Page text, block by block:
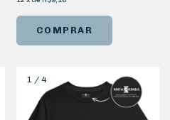
COMPRAR
1/ 4